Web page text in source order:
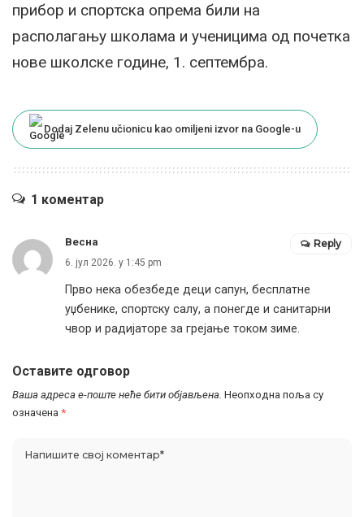
прибор и спортска опрема били на
располагању школама и ученицима од почетка
нове школске године, 1. септембра.
Dodaj Zelenu učionicu kao omiljeni izvor na Google-u
1 коментар
Весна
6. јул 2026. у 1:45 pm
Прво нека обезбеде деци сапун, бесплатне
уџбенике, спортску салу, а понегде и санитарни
чвор и радијаторе за грејање током зиме.
Reply
Оставите одговор
Ваша адреса е-поште неће бити објављена. Неопходна поља су
означена *